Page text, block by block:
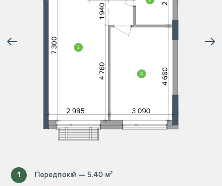
1 Передпокій — 5.40 м²